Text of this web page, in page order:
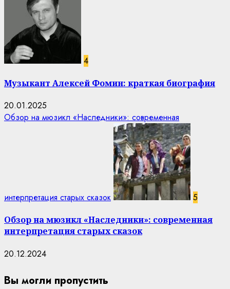
4
Музыкант Алексей Фомин: краткая биография
20.01.2025
Обзор на мюзикл «Наследники»: современная
интерпретация старых сказок 5
Обзор на мюзикл «Наследники»: современная
интерпретация старых сказок
20.12.2024
Вы могли пропустить